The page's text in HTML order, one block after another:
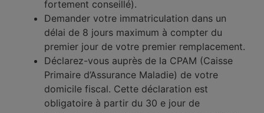
fortement conseillé).
Demander votre immatriculation dans un
délai de 8 jours maximum à compter du
premier jour de votre premier remplacement.
Déclarez-vous auprès de la CPAM (Caisse
Primaire d’Assurance Maladie) de votre
domicile fiscal. Cette déclaration est
obligatoire à partir du 30 e jour de